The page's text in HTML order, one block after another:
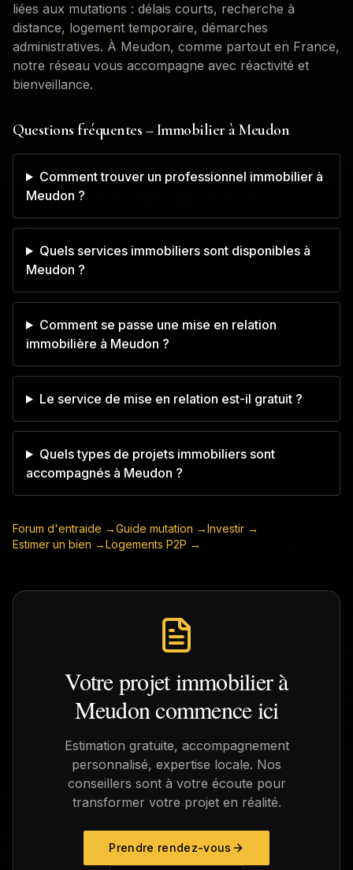
liées aux mutations : délais courts, recherche à
distance, logement temporaire, démarches
administratives. À Meudon, comme partout en France,
notre réseau vous accompagne avec réactivité et
bienveillance.
Questions fréquentes – Immobilier àMeudon
Comment trouver un professionnel immobilier à
Meudon ?
Quels services immobiliers sont disponibles à
Meudon ?
Comment se passe une mise en relation
immobilière à Meudon ?
Le service de mise en relation est-il gratuit ?
Quels types de projets immobiliers sont
accompagnés à Meudon ?
Forum d'entraide →Guide mutation →Investir →
Estimer un bien →Logements P2P →
Votre projet immobilier à
Meudoncommence ici
Estimation gratuite, accompagnement
personnalisé, expertise locale. Nos
conseillers sont à votre écoute pour
transformer votre projet en réalité.
Prendre rendez-vous